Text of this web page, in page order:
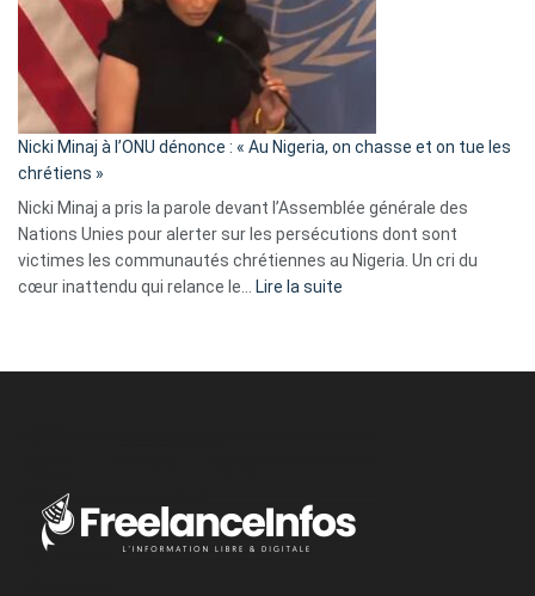
« Zemmour
a
tout
parle
ses
tripes »
Nicki Minaj à l’ONU dénonce : « Au Nigeria, on chasse et on tue les
chrétiens »
Nicki Minaj a pris la parole devant l’Assemblée générale des
Nations Unies pour alerter sur les persécutions dont sont
victimes les communautés chrétiennes au Nigeria. Un cri du
cœur inattendu qui relance le… Lire la suite
Nigeria,